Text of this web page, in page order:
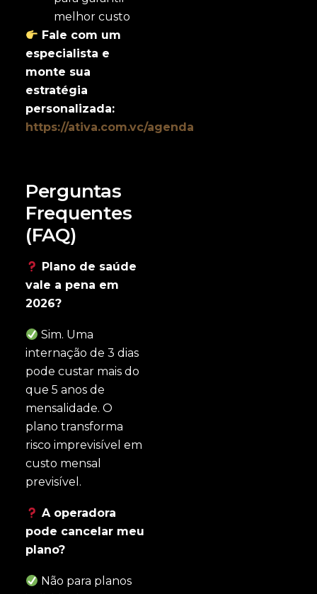
melhor custo
Fale com um
especialista e
monte sua
estratégia
personalizada:
https://ativa.com.vc/agenda
Perguntas
Frequentes
(FAQ)
Plano de saúde
vale a pena em
2026?
Sim. Uma
internação de 3 dias
pode custar mais do
que 5 anos de
mensalidade. O
plano transforma
risco imprevisível em
custo mensal
previsível.
A operadora
pode cancelar meu
plano?
Não para planos